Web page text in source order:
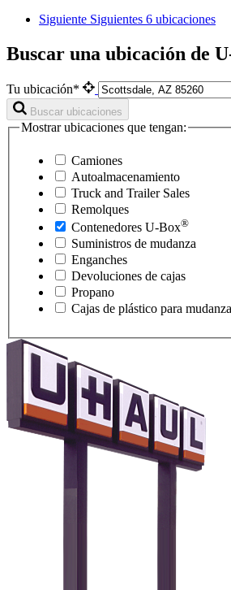
Siguiente Siguientes 6 ubicaciones
Buscar una ubicación de
Tu ubicación*
Buscar ubicaciones
Mostrar ubicaciones que tengan:
Camiones
Autoalmacenamiento
Truck and Trailer Sales
Remolques
Contenedores U-Box®
Suministros de mudanza
Enganches
Devoluciones de cajas
Propano
Cajas de plástico para mudanza